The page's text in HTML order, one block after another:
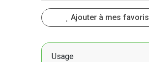
Ajouter à mes favoris
Usage